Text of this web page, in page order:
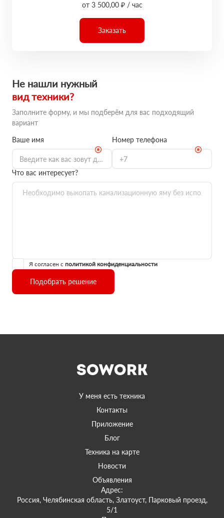
от 3 500,00 ₽ / час
Заказать
Не нашли нужный
вид техники?
Заполните форму, и мы подберём для вас подходящий
вариант
Ваше имя
Номер телефона
Что вас интересует?
Я согласен с политикой конфиденциальности
Подобрать решение
У меня есть техника
Контакты
Приложение
Блог
Техника на карте
Новости
Объявления
Адрес:
Россия, Челябинская область, Златоуст, Парковый проезд,
5/1